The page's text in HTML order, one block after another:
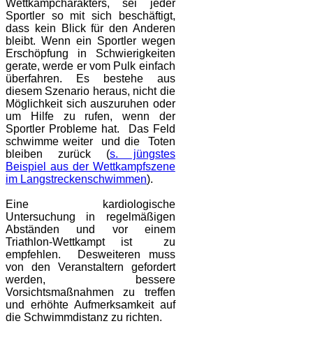
Wettkampcharakters, sei jeder
Sportler so mit sich beschäftigt,
dass kein Blick für den Anderen
bleibt. Wenn ein Sportler wegen
Erschöpfung in Schwierigkeiten
gerate, werde er vom Pulk einfach
überfahren. Es bestehe aus
diesem Szenario heraus, nicht die
Möglichkeit sich auszuruhen oder
um Hilfe zu rufen, wenn der
Sportler Probleme hat. Das Feld
schwimme weiter und die Toten
bleiben zurück (s. jüngstes
Beispiel aus der Wettkampfszene
im Langstreckenschwimmen).
Eine kardiologische
Untersuchung in regelmäßigen
Abständen und vor einem
Triathlon-Wettkampt ist zu
empfehlen. Desweiteren muss
von den Veranstaltern gefordert
werden, bessere
Vorsichtsmaßnahmen zu treffen
und erhöhte Aufmerksamkeit auf
die Schwimmdistanz zu richten.